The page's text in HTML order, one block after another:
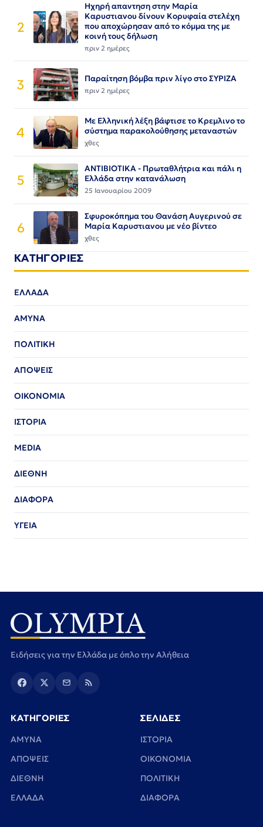
2
Ηχηρή απαντηση στην Μαρία
Καρυστιανου δίνουν Κορυφαία στελέχη
που αποχώρησαν από το κόμμα της με
κοινή τους δήλωση
πριν 2 ημέρες
3 Παραίτηση βόμβα πριν λίγο στο ΣΥΡΙΖΑ
πριν 2 ημέρες
4
Με Ελληνική λέξη βάφτισε το Κρεμλινο το
σύστημα παρακολούθησης μεταναστών
χθες
5
ΑΝΤΙΒΙΟΤΙΚΑ - Πρωταθλήτρια και πάλι η
Ελλάδα στην κατανάλωση
25 Ιανουαρίου 2009
6
Σφυροκόπημα του Θανάση Αυγερινού σε
Μαρία Καρυστιανου με νέο βίντεο
χθες
ΚΑΤΗΓΟΡΙΕΣ
ΕΛΛΑΔΑ
ΑΜΥΝΑ
ΠΟΛΙΤΙΚΗ
ΑΠΟΨΕΙΣ
ΟΙΚΟΝΟΜΙΑ
ΙΣΤΟΡΙΑ
MEDIA
ΔΙΕΘΝΗ
ΔΙΑΦΟΡΑ
ΥΓΕΙΑ
Ειδήσεις για την Ελλάδα με όπλο την Αλήθεια
ΚΑΤΗΓΟΡΙΕΣ
ΑΜΥΝΑ
ΑΠΟΨΕΙΣ
ΔΙΕΘΝΗ
ΕΛΛΑΔΑ
ΣΕΛΙΔΕΣ
ΙΣΤΟΡΙΑ
ΟΙΚΟΝΟΜΙΑ
ΠΟΛΙΤΙΚΗ
ΔΙΑΦΟΡΑ